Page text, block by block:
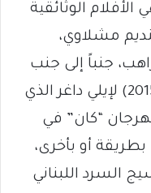
الوثائقية
“القطاع صفر” (2011) لنديم مشلاوي،
لإليان الراهب، جنباً إلى جنب
مع الفيلم القصير “موج 98” (2015) لإيلي داغر الذي
“كان” في
أو بأخرى،
السرد اللبناني